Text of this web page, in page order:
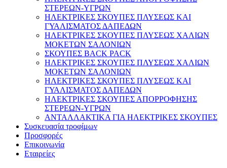
ΣΤΕΡΕΩΝ-ΥΓΡΩΝ
ΗΛΕΚΤΡΙΚΕΣ ΣΚΟΥΠΕΣ ΠΛΥΣΕΩΣ ΚΑΙ
ΓΥΑΛΙΣΜΑΤΟΣ ΔΑΠΕΔΩΝ
ΗΛΕΚΤΡΙΚΕΣ ΣΚΟΥΠΕΣ ΠΛΥΣΕΩΣ ΧΑΛΙΩΝ
ΜΟΚΕΤΩΝ ΣΑΛΟΝΙΩΝ
ΣΚΟΥΠΕΣ BACK PACK
ΗΛΕΚΤΡΙΚΕΣ ΣΚΟΥΠΕΣ ΠΛΥΣΕΩΣ ΧΑΛΙΩΝ
ΜΟΚΕΤΩΝ ΣΑΛΟΝΙΩΝ
ΗΛΕΚΤΡΙΚΕΣ ΣΚΟΥΠΕΣ ΠΛΥΣΕΩΣ ΚΑΙ
ΓΥΑΛΙΣΜΑΤΟΣ ΔΑΠΕΔΩΝ
ΗΛΕΚΤΡΙΚΕΣ ΣΚΟΥΠΕΣ ΑΠΟΡΡΟΦΗΣΗΣ
ΣΤΕΡΕΩΝ-ΥΓΡΩΝ
ΑΝΤΑΛΛΑΚΤΙΚΑ ΓΙΑ ΗΛΕΚΤΡΙΚΕΣ ΣΚΟΥΠΕΣ
Συσκευασία τροφίμων
Προσφορές
Επικοινωνία
Εταιρείες